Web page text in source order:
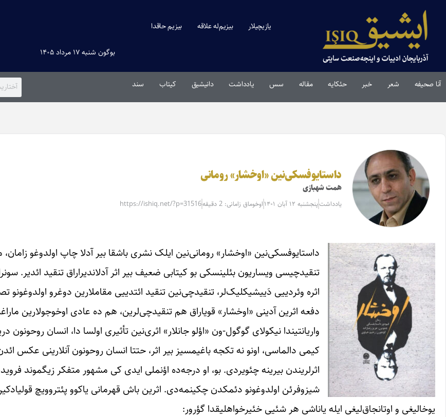
یازیچیلار بیزیم‌له علاقه بیزیم حاقدا
بوگون شنبه ۱۷ مرداد ۱۴۰۵
آنا صحیفه شعر خبر حئکایه مقاله‌ سس یادداشت دانیشیق کیتاب سند
داستایوفسکی‌نین «اوخشار» رومانی
همت شهبازی
یادداشتپنجشنبه ۱۲ آبان ۱۴۰۱ اوخوماق زامانی: 2 دقیقه https://ishiq.net/?p=31516
داستایوفسکی‌نین «اوخشار» رومانی‌نین ایلک نشری باشقا بیر آدلا چاپ اولدوغو
تنقیدچیسی ویساریون بئلینسکی بو کیتابی ضعیف بیر اثر آدلاندیراراق تنقید ائدیر.
اثره وئردییی دَییشیکلیک‌لر، تنقیدچی‌نین تنقید ائتدییی مقاملارین دوغرو اولدوغونو
دفعه اثرین آدینی «اوخشار» قویاراق هم تنقیدچی‌لرین، هم ده عادی اوخوجولارین
واریانتیندا نیکولای گوگول-ون «اؤلو جانلار» اثری‌نین تأثیری اولسا دا، انسان روحونون
کیمی دالماسی، اونو نه تکجه باغیمسیز بیر اثر، حتتا انسان روحونون آنلارینی عکس
اثرلریندن بیرینه چئویردی. بو، او درجه‌ده اؤنملی ایدی کی مشهور متفکر زیگموند فروید،
شیزوفرئن اولدوغونو دئمکدن چکینمه‌دی. اثرین باش قهرمانی یاکوو پئتروویچ
یوخالیغی و اوتانجاق‌لیغی ایله یاناشی هر شئیی خئیرخواهلیقدا گؤرور: